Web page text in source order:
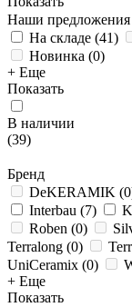
Наши предложения
На складе (41)
Новинка (0)
+ Еще
Показать
В наличии
(39)
Бренд
DeKERAMIK (0
Interbau (7)
Roben (0)
Terralong (0)
UniCeramix (0)
+ Еще
Показать